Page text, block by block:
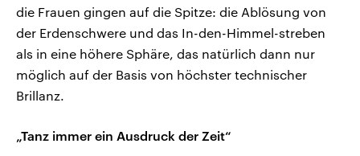
die Frauen gingen auf die Spitze: die Ablösung von
der Erdenschwere und das In-den-Himmel-streben
als in eine höhere Sphäre, das natürlich dann nur
möglich auf der Basis von höchster technischer
Brillanz.
„Tanz immer ein Ausdruck der Zeit“